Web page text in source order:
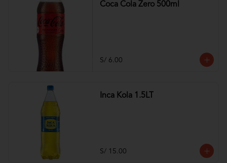
Coca Cola Zero 500ml
S/ 6.00
Inca Kola 1.5LT
S/ 15.00